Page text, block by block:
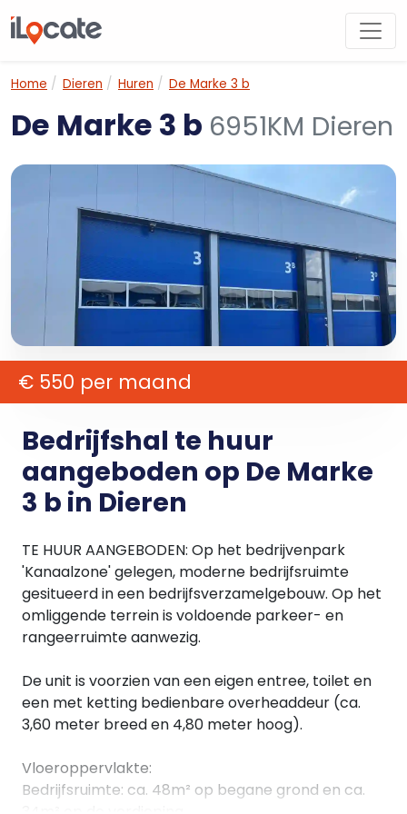
Home Dieren Huren De Marke 3 b
De Marke 3 b 6951KM Dieren
€ 550 per maand
Bedrijfshal te huur
aangeboden op De Marke
3 b in Dieren
TE HUUR AANGEBODEN: Op het bedrijvenpark
'Kanaalzone' gelegen, moderne bedrijfsruimte
gesitueerd in een bedrijfsverzamelgebouw. Op het
omliggende terrein is voldoende parkeer- en
rangeerruimte aanwezig.
De unit is voorzien van een eigen entree, toilet en
een met ketting bedienbare overheaddeur (ca.
3,60 meter breed en 4,80 meter hoog).
Vloeroppervlakte:
Bedrijfsruimte: ca. 48m² op begane grond en ca.